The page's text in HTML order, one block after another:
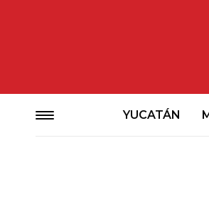
YUCATÁN